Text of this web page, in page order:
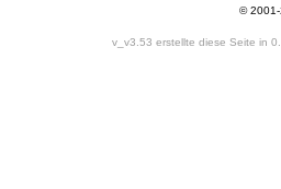
©
v_v3.53 erstellte diese Seite in